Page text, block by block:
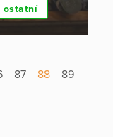
ostatní
87 88
89